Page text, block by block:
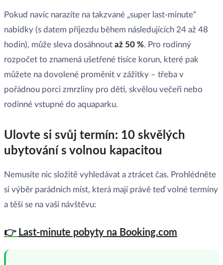
Pokud navíc narazíte na takzvané „super last-minute“
nabídky (s datem příjezdu během následujících 24 až 48
hodin), může sleva dosáhnout až 50 %. Pro rodinný
rozpočet to znamená ušetřené tisíce korun, které pak
můžete na dovolené proměnit v zážitky – třeba v
pořádnou porci zmrzliny pro děti, skvělou večeři nebo
rodinné vstupné do aquaparku.
Ulovte si svůj termín: 10 skvělých
ubytování s volnou kapacitou
Nemusíte nic složitě vyhledávat a ztrácet čas. Prohlédněte
si výběr parádních míst, která mají právě teď volné termíny
a těší se na vaši návštěvu:
👉 Last-minute pobyty na Booking.com